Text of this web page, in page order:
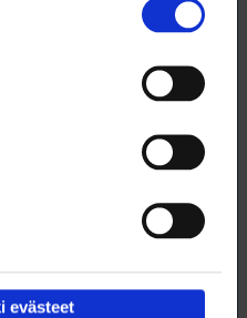
evästeet